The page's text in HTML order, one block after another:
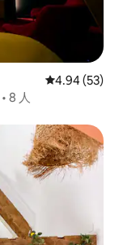
平均评分
4.94 (53)
8 人